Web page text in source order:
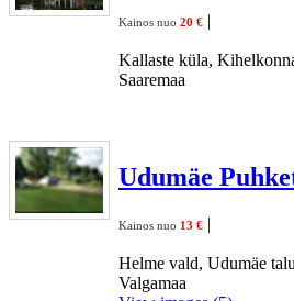
Kainos nuo 20 € |
Kallaste küla,
Saaremaa
Udumäe
Kainos nuo 13 € |
Helme vald, Udumäe talu
Valgamaa